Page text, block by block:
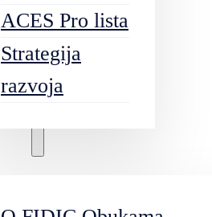
ACES Pro lista
Strategija
razvoja